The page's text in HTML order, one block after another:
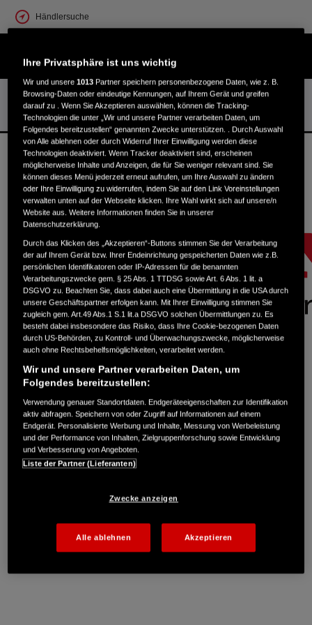
Händlersuche
ZURÜCK ZUM ANFANG
Startseite Footer
*GEMÄSS GESONDERTEN BEDINGUNGEN
JAZZ HYBRID
JAZZ
CIVIC TYPE R
CIVIC HYBRID
CIVIC TOURER
CIVIC / CIVIC LIMOUSINE
ACCORD
HR-V
HR-V HYBRID
CR-V
Kontakt
Impressum
Rechtliche Hinweise
Datenschutzhinweise
Cookies
Newsletter
Händlersuche
Weitere Informationen zum offiziellen Kraftstoffverbrauch und den
offiziellen spezifischen CO2-Emissionen und, soweit anwendbar, zum
Stromverbrauch neuer Personenkraftwagen können dem "Leitfaden über
den Kraftstoffverbrauch, die CO
unentgeltlich erhältlich ist.
Ihre Privatsphäre ist uns wichtig
Wir und unsere1013 Partner speichern personenbezogene Daten, wie z. B.
Browsing-Daten oder eindeutige Kennungen, auf Ihrem Gerät und greifen
darauf zu . Wenn Sie Akzeptieren auswählen, können die Tracking-
Technologien die unter „Wir und unsere Partner verarbeiten Daten, um
Folgendes bereitzustellen“ genannten Zwecke unterstützen. . Durch Auswahl
von Alle ablehnen oder durch Widerruf Ihrer Einwilligung werden diese
Technologien deaktiviert. Wenn Tracker deaktiviert sind, erscheinen
möglicherweise Inhalte und Anzeigen, die für Sie weniger relevant sind. Sie
können dieses Menü jederzeit erneut aufrufen, um Ihre Auswahl zu ändern
oder Ihre Einwilligung zu widerrufen, indem Sie auf den Link Voreinstellungen
verwalten unten auf der Webseite klicken. Ihre Wahl wirkt sich auf unsere/n
Website aus. Weitere Informationen finden Sie in unserer
Datenschutzerklärung.
Durch das Klicken des „Akzeptieren“-Buttons stimmen Sie der Verarbeitung
der auf Ihrem Gerät bzw. Ihrer Endeinrichtung gespeicherten Daten wie z.B.
persönlichen Identifikatoren oder IP-Adressen für die benannten
Verarbeitungszwecke gem. § 25 Abs. 1 TTDSG sowie Art. 6 Abs. 1 lit. a
DSGVO zu. Beachten Sie, dass dabei auch eine Übermittlung in die USA durch
unsere Geschäftspartner erfolgen kann. Mit Ihrer Einwilligung stimmen Sie
zugleich gem. Art.49 Abs.1 S.1 lit.a DSGVO solchen Übermittlungen zu. Es
besteht dabei insbesondere das Risiko, dass Ihre Cookie-bezogenen Daten
durch US-Behörden, zu Kontroll- und Überwachungszwecke, möglicherweise
auch ohne Rechtsbehelfsmöglichkeiten, verarbeitet werden.
Wir und unsere Partner verarbeiten Daten, um
Folgendes bereitzustellen:
Verwendung genauer Standortdaten. Endgeräteeigenschaften zur Identifikation
aktiv abfragen. Speichern von oder Zugriff auf Informationen auf einem
Endgerät. Personalisierte Werbung und Inhalte, Messung von Werbeleistung
und der Performance von Inhalten, Zielgruppenforschung sowie Entwicklung
und Verbesserung von Angeboten.
Liste der Partner (Lieferanten)
Zwecke anzeigen
Alle ablehnen Akzeptieren